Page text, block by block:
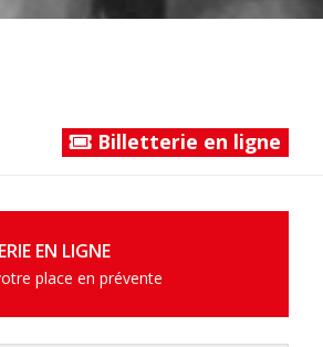
Billetterie en ligne
EN LIGNE
place en prévente